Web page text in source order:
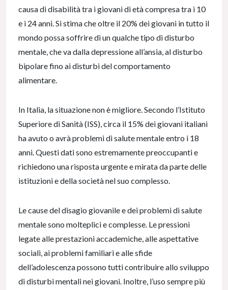
causa di disabilità tra i giovani di età compresa tra i 10
e i 24 anni. Si stima che oltre il 20% dei giovani in tutto il
mondo possa soffrire di un qualche tipo di disturbo
mentale, che va dalla depressione all’ansia, al disturbo
bipolare fino ai disturbi del comportamento
alimentare.
In Italia, la situazione non è migliore. Secondo l’Istituto
Superiore di Sanità (ISS), circa il 15% dei giovani italiani
ha avuto o avrà problemi di salute mentale entro i 18
anni. Questi dati sono estremamente preoccupanti e
richiedono una risposta urgente e mirata da parte delle
istituzioni e della società nel suo complesso.
Le cause del disagio giovanile e dei problemi di salute
mentale sono molteplici e complesse. Le pressioni
legate alle prestazioni accademiche, alle aspettative
sociali, ai problemi familiari e alle sfide
dell’adolescenza possono tutti contribuire allo sviluppo
di disturbi mentali nei giovani. Inoltre, l’uso sempre più